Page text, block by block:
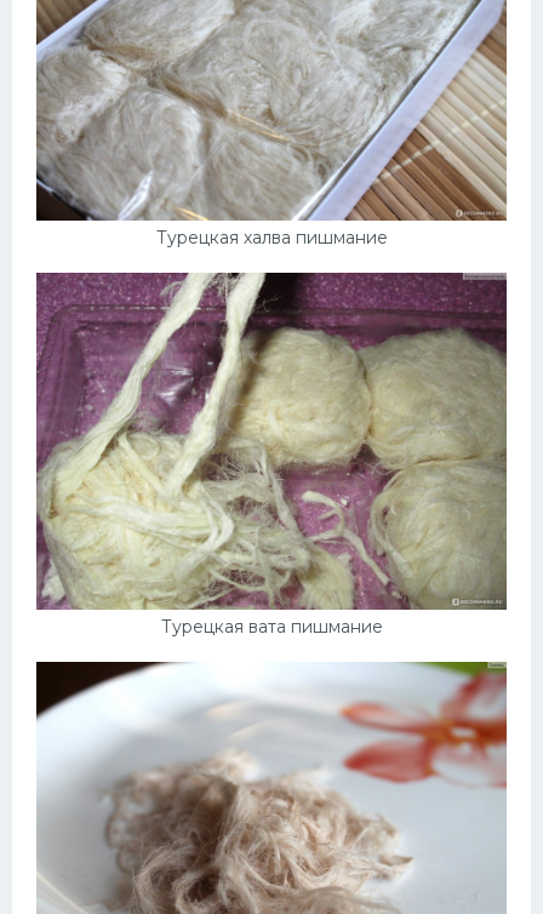
Турецкая халва пишмание
Турецкая вата пишмание